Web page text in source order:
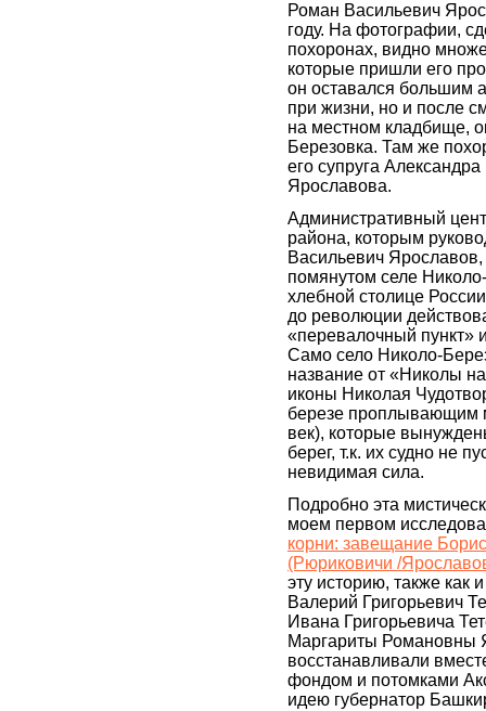
Роман Васильевич
году. На фотографии,
похоронах, видно
которые пришли его
он оставался большим
при жизни, но и после
на местном кладбище,
Березовка. Там же
его супруга
Ярославова.
Административный
района, которым
Васильевич Ярославов,
помянутом селе
хлебной столице
до революции
«перевалочный пункт»
Само село Николо-
название от «Николы
иконы Николая
березе проплывающим
век), которые
берег, т.к. их судно не
невидимая сила.
Подробно эта
моем первом
корни: завещание
(Рюриковичи /
эту историю, также как
Валерий Григорьевич
Ивана Григорьевича
Маргариты Романовны
восстанавливали
фондом и потомками
идею губернатор